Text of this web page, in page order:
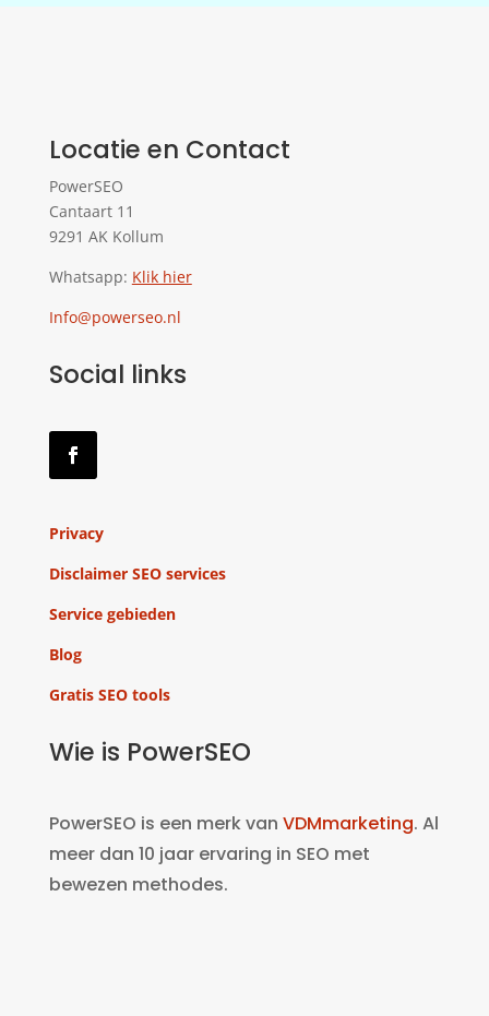
Locatie en Contact
PowerSEO
Cantaart 11
9291 AK Kollum
Whatsapp: Klik hier
Info@powerseo.nl
Social links
Privacy
Disclaimer SEO services
Service gebieden
Blog
Gratis SEO tools
Wie is PowerSEO
PowerSEO is een merk van VDMmarketing. Al
meer dan 10 jaar ervaring in SEO met
bewezen methodes.